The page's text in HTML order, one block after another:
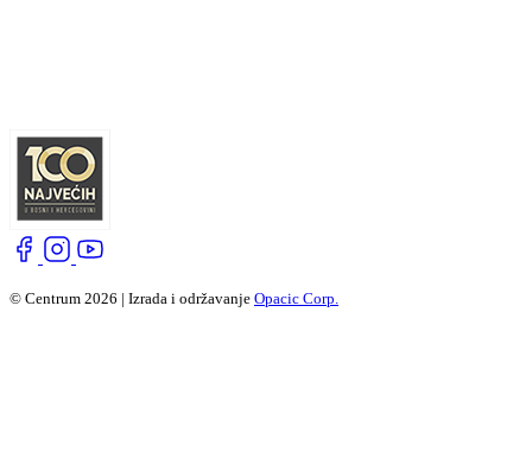
© Centrum 2026 | Izrada i održavanje Opacic Corp.